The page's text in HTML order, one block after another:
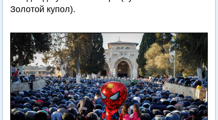
Золотой купол).